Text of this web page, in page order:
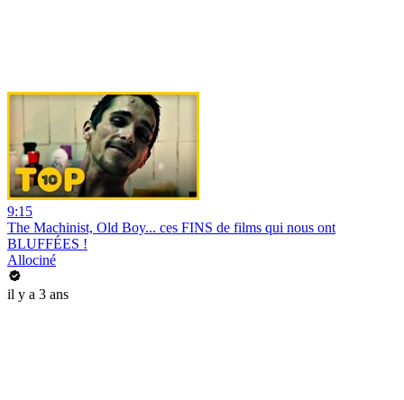
9:15
The Machinist, Old Boy... ces FINS de films qui nous ont
BLUFFÉES !
Allociné
il y a 3 ans